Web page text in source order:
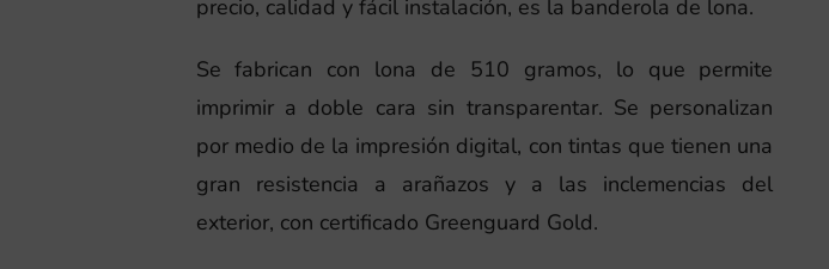
precio, calidad y fácil instalación, es la banderola de lona.
Se fabrican con lona de 510 gramos, lo que permite
imprimir a doble cara sin transparentar. Se personalizan
por medio de la impresión digital, con tintas que tienen una
gran resistencia a arañazos y a las inclemencias del
exterior, con certificado Greenguard Gold.